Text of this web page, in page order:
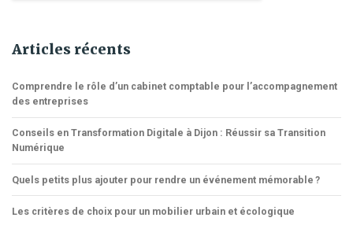
Articles récents
Comprendre le rôle d’un cabinet comptable pour l’accompagnement
des entreprises
Conseils en Transformation Digitale à Dijon : Réussir sa Transition
Numérique
Quels petits plus ajouter pour rendre un événement mémorable ?
Les critères de choix pour un mobilier urbain et écologique